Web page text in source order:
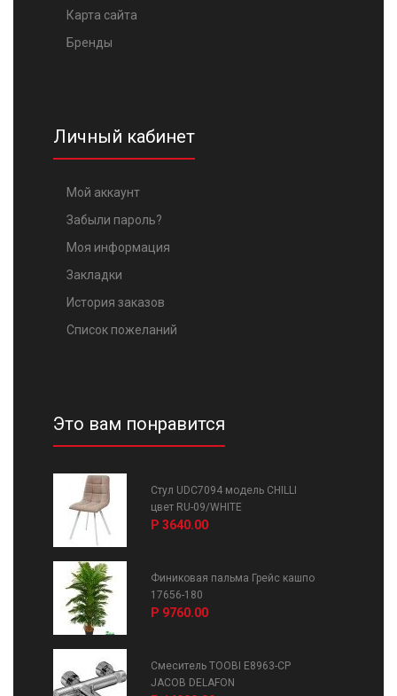
Карта сайта
Бренды
Личный кабинет
Мой аккаунт
Забыли пароль?
Моя информация
Закладки
История заказов
Список пожеланий
Это вам понравится
Стул UDC7094 модель CHILLI
цвет RU-09/WHITE
Р 3640.00
Финиковая пальма Грейс кашпо
17656-180
Р 9760.00
Смеситель TOOBI E8963-CP
JACOB DELAFON